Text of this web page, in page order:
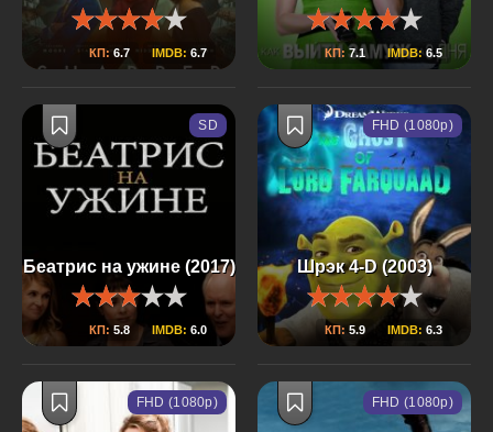
КП: 6.7 IMDB: 6.7 КП: 7.1 IMDB: 6.5
Беатрис на ужине (2017)
КП: 5.8 IMDB: 6.0
SD
Шрэк 4-D (2003)
КП: 5.9 IMDB: 6.3
FHD (1080p)
FHD (1080p) FHD (1080p)